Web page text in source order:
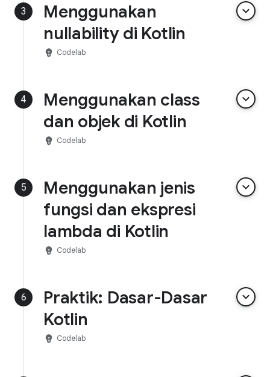
3
Menggunakan
nullability di Kotlin
keyboard_arrow_down
emoji_objects Codelab
4
Menggunakan class
dan objek di Kotlin
keyboard_arrow_down
emoji_objects Codelab
5
Menggunakan jenis
fungsi dan ekspresi
lambda di Kotlin
keyboard_arrow_down
emoji_objects Codelab
6
Praktik: Dasar-Dasar
Kotlin
keyboard_arrow_down
emoji_objects Codelab